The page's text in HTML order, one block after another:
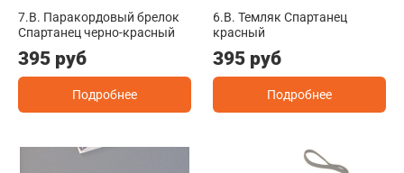
7.B. Паракордовый брелок
Спартанец черно-красный
395 руб
Подробнее
6.B. Темляк Спартанец
красный
395 руб
Подробнее